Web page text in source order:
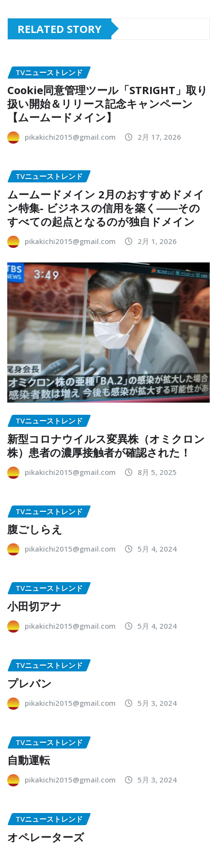
RELATED STORY
TVニューストレンド
Cookie同意管理ツール「STRIGHT」取り
扱い開始＆リリース記念キャンペーン
【ムームードメイン】
pikakichi2015@gmail.com 2月 17, 2026
TVニューストレンド
ムームードメイン 2月のおすすめドメイ
ン特集- ビジネスの信用を築く――その
すべての起点となるのが独自ドメイン
pikakichi2015@gmail.com 2月 1, 2026
TVニューストレンド
新型コロナウイルス変異株（オミクロン
株）患者の濃厚接触者が確認された！
pikakichi2015@gmail.com 8月 5, 2025
TVニューストレンド
腹ごしらえ
pikakichi2015@gmail.com 5月 4, 2024
TVニューストレンド
小田切アナ
pikakichi2015@gmail.com 5月 4, 2024
TVニューストレンド
プレバン
pikakichi2015@gmail.com 5月 3, 2024
TVニューストレンド
自動運転
pikakichi2015@gmail.com 5月 3, 2024
TVニューストレンド
オペレーターズ